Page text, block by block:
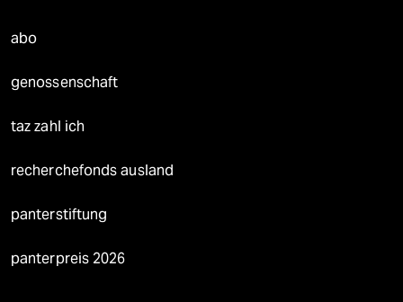
abo
genossenschaft
taz zahl ich
recherchefonds ausland
panterstiftung
panterpreis 2026